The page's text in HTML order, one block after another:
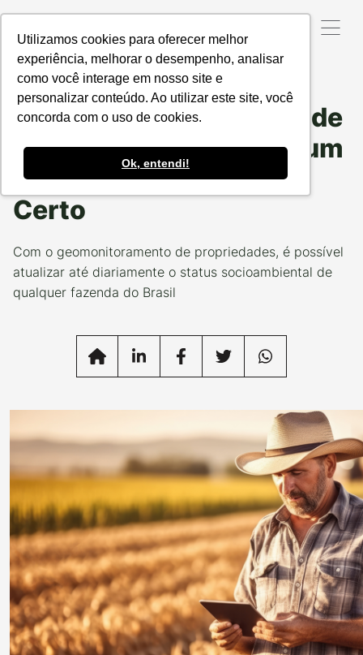
Utilizamos cookies para oferecer melhor
experiência, melhorar o desempenho, analisar
como você interage em nosso site e
personalizar conteúdo. Ao utilizar este site, você
concorda com o uso de cookies.
Ok, entendi!
Data da Postagem:22/07/2024 Categoria:
Quer monitorar a sua rede
de fornecedores? Seja um
parceiro da Produzindo
Certo
Com o geomonitoramento de propriedades, é possível
atualizar até diariamente o status socioambiental de
qualquer fazenda do Brasil